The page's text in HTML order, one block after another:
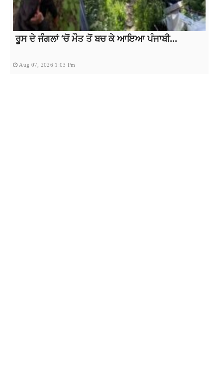
ਰੂਸ ਦੇ ਜੰਗਲਾਂ ‘ਚੋਂ ਮੌਤ ਤੋਂ ਬਚ ਕੇ ਆਇਆ ਪੰਜਾਬੀ...
Aug 07, 2026 1:03 Pm